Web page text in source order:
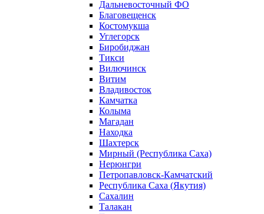
Дальневосточный ФО
Благовещенск
Костомукша
Углегорск
Биробиджан
Тикси
Вилючинск
Витим
Владивосток
Камчатка
Колыма
Магадан
Находка
Шахтерск
Мирный (Республика Саха)
Нерюнгри
Петропавловск-Камчатский
Республика Саха (Якутия)
Сахалин
Талакан